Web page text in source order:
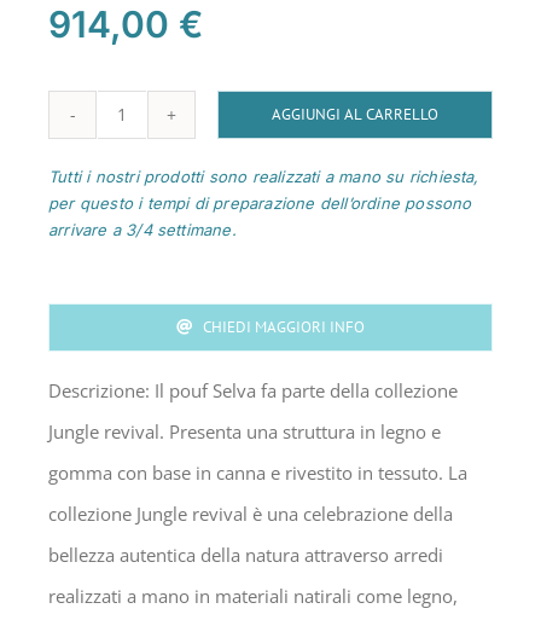
914,00 €
Pouf
Selva
quantità
AGGIUNGI AL CARRELLO
Tutti i nostri prodotti sono realizzati a mano su richiesta,
per questo i tempi di preparazione dell’ordine possono
arrivare a 3/4 settimane.
CHIEDI MAGGIORI INFO
Descrizione: Il pouf Selva fa parte della collezione
Jungle revival. Presenta una struttura in legno e
gomma con base in canna e rivestito in tessuto. La
collezione Jungle revival è una celebrazione della
bellezza autentica della natura attraverso arredi
realizzati a mano in materiali natirali come legno,